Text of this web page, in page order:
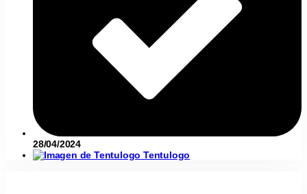
28/04/2024
Tentulogo